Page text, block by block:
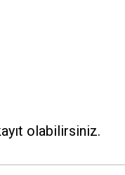
olabilirsiniz.